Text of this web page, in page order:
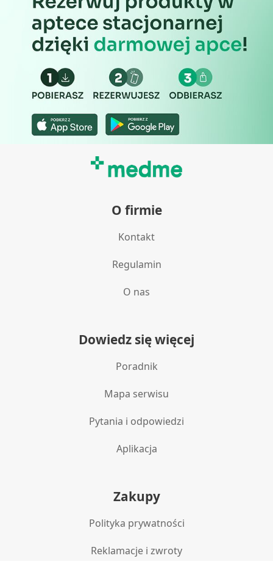
O firmie
Kontakt
Regulamin
O nas
Dowiedz się więcej
Poradnik
Mapa serwisu
Pytania i odpowiedzi
Aplikacja
Zakupy
Polityka prywatności
Reklamacje i zwroty